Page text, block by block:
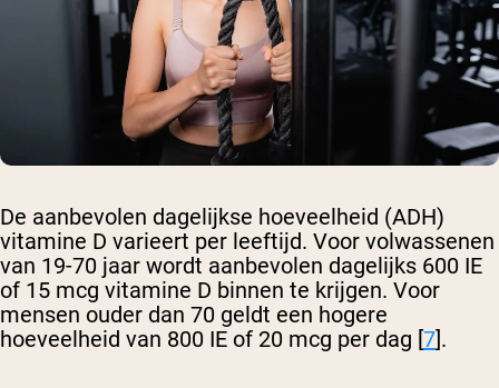
De aanbevolen dagelijkse hoeveelheid (ADH)
vitamine D varieert per leeftijd. Voor volwassenen
van 19-70 jaar wordt aanbevolen dagelijks 600 IE
of 15 mcg vitamine D binnen te krijgen. Voor
mensen ouder dan 70 geldt een hogere
hoeveelheid van 800 IE of 20 mcg per dag [7].